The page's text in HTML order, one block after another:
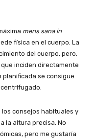
mens sana in
física en el cuerpo. La
del cuerpo, pero,
inciden directamente
planificada se consigue
consejos habituales y
la altura precisa. No
pero me gustaría